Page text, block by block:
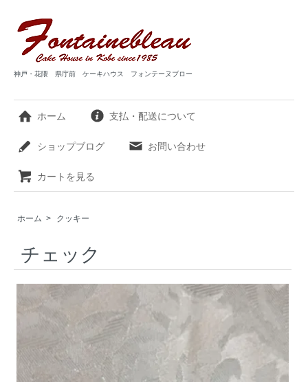
神戸・花隈 県庁前 ケーキハウス フォンテーヌブロー
ホーム 支払・配送について
ショップブログ お問い合わせ
カートを見る
ホーム > クッキー
チェック